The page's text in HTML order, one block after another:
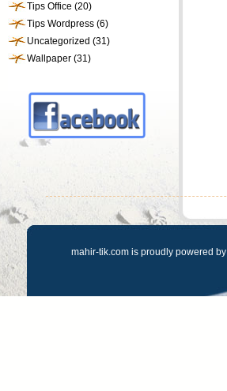
Tips Office (20)
Tips Wordpress (6)
Uncategorized (31)
Wallpaper (31)
mahir-tik.com is proudly powered by